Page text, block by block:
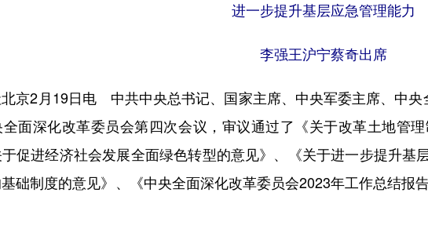
进一步提升基层应急管理能力
李强王沪宁蔡奇出席
2月19日电 中共中央总书记、国家主席、中央军委主席、中央
面深化改革委员会第四次会议，审议通过了《关于改革土地管
于促进经济社会发展全面绿色转型的意见》、《关于进一步提升基
础制度的意见》、《中央全面深化改革委员会2023年工作总结报